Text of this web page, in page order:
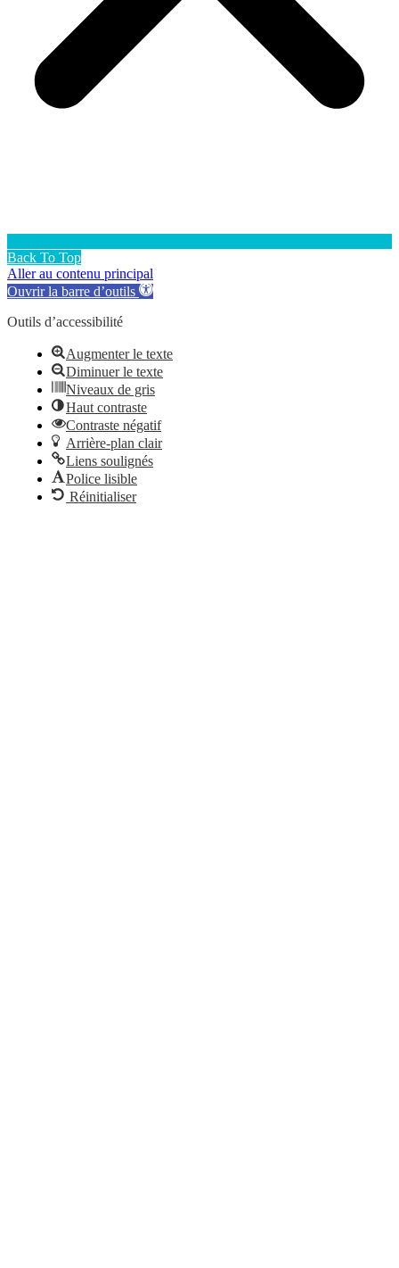
Back To Top
Aller au contenu principal
Ouvrir la barre d’outils
Outils d’accessibilité
Augmenter le texte
Diminuer le texte
Niveaux de gris
Haut contraste
Contraste négatif
Arrière-plan clair
Liens soulignés
Police lisible
Réinitialiser